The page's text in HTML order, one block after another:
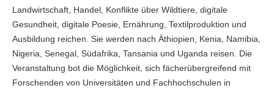
Landwirtschaft, Handel, Konflikte über Wildtiere, digitale
Gesundheit, digitale Poesie, Ernährung, Textilproduktion und
Ausbildung reichen. Sie werden nach Äthiopien, Kenia, Namibia,
Nigeria, Senegal, Südafrika, Tansania und Uganda reisen. Die
Veranstaltung bot die Möglichkeit, sich fächerübergreifend mit
Forschenden von Universitäten und Fachhochschulen in